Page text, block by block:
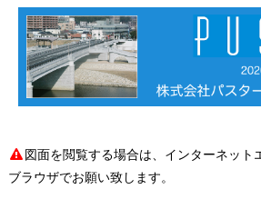
図面を閲覧する場合は、インターネット
ブラウザでお願い致します。